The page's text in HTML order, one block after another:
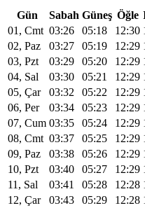
Gün Sabah Güneş Öğle
01, Cmt 03:26 05:18 12:30
02, Paz
03:27 05:19 12:29
03, Pzt
03:29 05:20 12:29
04, Sal
03:30 05:21 12:29
05, Çar
03:32 05:22 12:29
06, Per
03:34 05:23 12:29
07, Cum 03:35 05:24 12:29
08, Cmt 03:37 05:25 12:29
09, Paz
03:38 05:26 12:29
10, Pzt
03:40 05:27 12:29
11, Sal
03:41 05:28 12:28
12, Çar
03:43 05:29 12:28